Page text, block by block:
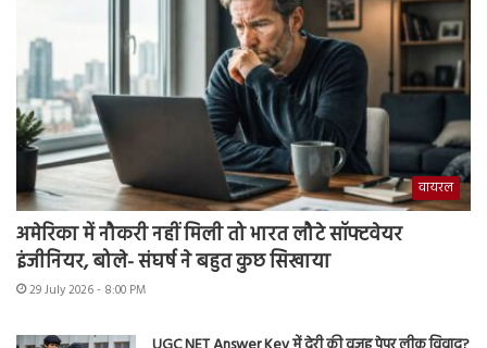
वायरल
अमेरिका में नौकरी नहीं मिली तो भारत लौटे सॉफ्टवेयर
इंजीनियर, बोले- संघर्ष ने बहुत कुछ सिखाया
29 July 2026 - 8:00 PM